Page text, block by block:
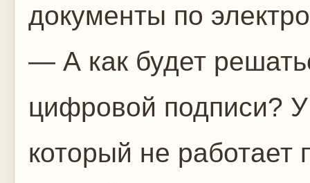
документы по
— А как будет
цифровой подписи? У
который не работает